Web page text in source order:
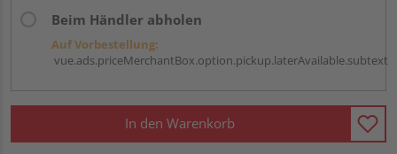
Beim Händler abholen
Auf Vorbestellung:
vue.ads.priceMerchantBox.option.pickup.laterAvailable.subtext
In den Warenkorb